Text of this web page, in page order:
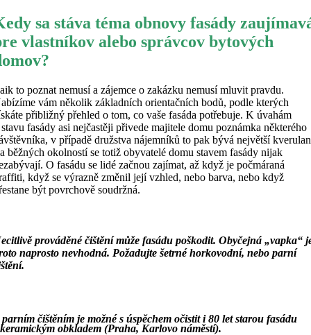
sa stáva téma obnovy fasády
vlastníkov alebo správcov bytových
to poznat nemusí a zájemce o zakázku nemusí mluvit pravdu.
vám několik základních orientačních bodů, podle kterých
přibližný přehled o tom, co vaše fasáda potřebuje. K úvahám
fasády asi nejčastěji přivede majitele domu poznámka některého
v případě družstva nájemníků to pak bývá největší
běžných okolností se totiž obyvatelé domu stavem fasády nijak
O fasádu se lidé začnou zajímat, až když je počmáraná
když se výrazně změnil její vzhled, nebo barva, nebo když
být povrchově soudržná.
prováděné čištění může fasádu poškodit. Obyčejná „vapka“
naprosto nevhodná. Požadujte šetrné horkovodní, nebo parní
parním čištěním je možné s úspěchem očistit i 80 let starou fasádu
obkladem (Praha, Karlovo náměstí).